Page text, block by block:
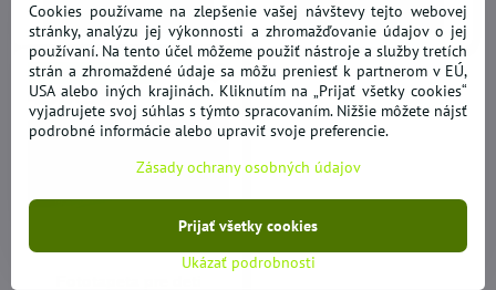
Do košíka Do košíka
S LEPIDLOM V CENE
Cookies používame na zlepšenie vašej návštevy tejto webovej
stránky, analýzu jej výkonnosti a zhromažďovanie údajov o jej
používaní. Na tento účel môžeme použiť nástroje a služby tretích
strán a zhromaždené údaje sa môžu preniesť k partnerom v EÚ,
USA alebo iných krajinách. Kliknutím na „Prijať všetky cookies“
vyjadrujete svoj súhlas s týmto spracovaním. Nižšie môžete nájsť
podrobné informácie alebo upraviť svoje preferencie.
Zásady ochrany osobných údajov
Ukázať podrobnosti
Prijať všetky cookies